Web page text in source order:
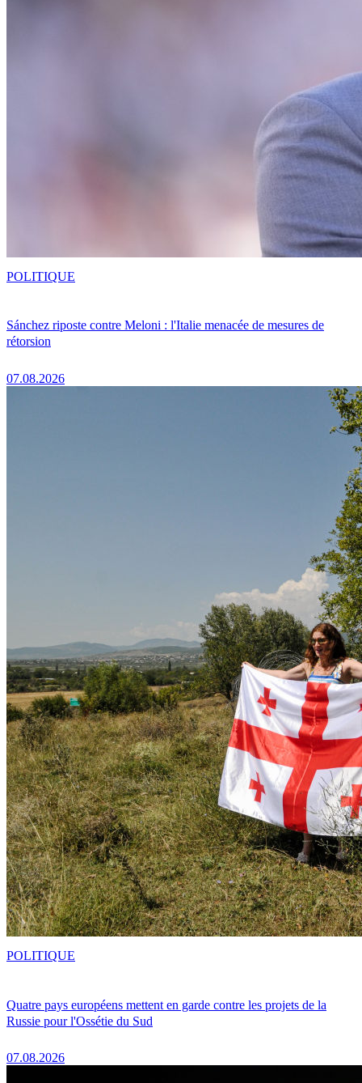
Sánchez riposte contre Meloni : l'Italie menacée de mesures de
rétorsion
07.08.2026
POLITIQUE
Quatre pays européens mettent en garde contre les projets de la
Russie pour l'Ossétie du Sud
07.08.2026
POLITIQUE